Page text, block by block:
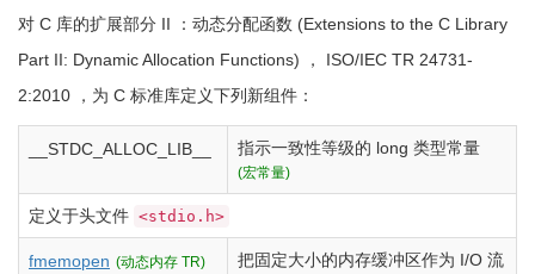
对 C 库的扩展部分 II ：动态分配函数 (Extensions to the C Library
Part II: Dynamic Allocation Functions) ， ISO/IEC TR 24731-
2:2010 ，为 C 标准库定义下列新组件：
__STDC_ALLOC_LIB__ 指示一致性等级的 long 类型常量
(宏常量)
定义于头文件 <stdio.h>
fmemopen (动态内存 TR)
把固定大小的内存缓冲区作为 I/O 流